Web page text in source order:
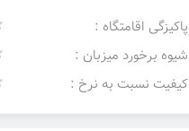
پاکیزگی اقامتگاه :
شیوه برخورد میزبان :
کیفیت نسبت به نرخ :